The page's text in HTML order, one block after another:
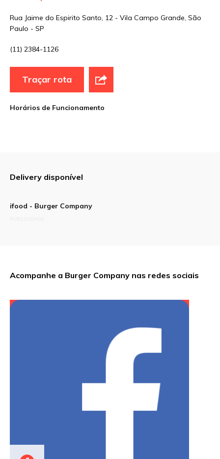
Rua Jaime do Espirito Santo, 12 - Vila Campo Grande, São
Paulo - SP
(11) 2384-1126
Traçar rota
Horários de Funcionamento
Delivery disponível
ifood - Burger Company
Acompanhe a Burger Company nas redes sociais